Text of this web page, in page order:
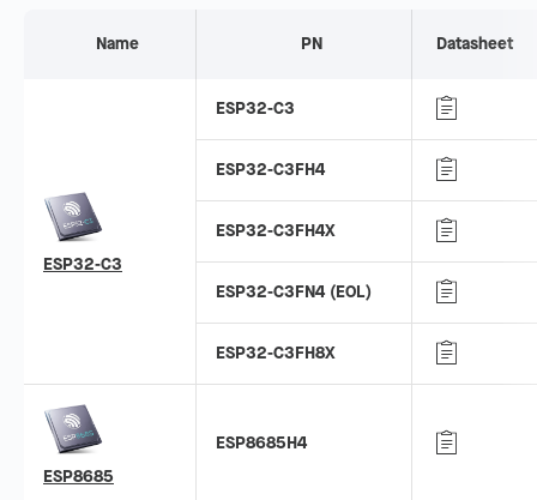
Name PN Datasheet
ESP32-C3
ESP32-C3
ESP32-C3FH4
ESP32-C3FH4X
ESP32-C3FN4 (EOL)
ESP32-C3FH8X
ESP8685
ESP8685H4